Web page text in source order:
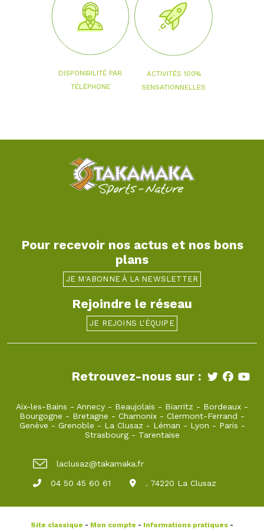
DISPONIBILITÉ PAR
TÉLÉPHONE
ACTIVITÉS 100%
SENSATIONNELLES
Pour recevoir nos actus et nos bons
plans
JE M'ABONNE À LA NEWSLETTER
Rejoindre le réseau
JE REJOINS L'ÉQUIPE
Retrouvez-nous sur :
Aix-les-Bains - Annecy - Beaujolais - Biarritz - Bordeaux -
Bourgogne - Bretagne - Chamonix - Clermont-Ferrand -
Genève - Grenoble - La Clusaz - Léman - Lyon - Paris -
Strasbourg- Tarentaise
laclusaz@takamaka.fr
04 50 45 60 61 . 74220 La Clusaz
Site classique - Mon compte - Informations pratiques -